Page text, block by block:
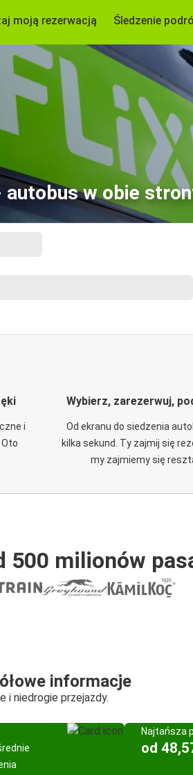
moją rezerwacją Śledzenie
autobus w obie
i
Wybierz, zarezerwuj,
Od ekranu do siedzenia
kilka sekund. Ty zajmij się
my zajmiemy się
500 milionów
informacje
i niedrogie przejazdy.
Najtańsza
od